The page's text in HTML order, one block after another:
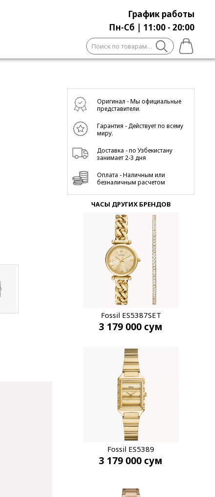
График работы
Пн-Сб | 11:00 - 20:00
Искать:
Оригинал - Мы официальные
представители.
Гарантия - Действует по всему
миру.
Доставка - по Узбекистану
занимает 2-3 дня
Оплата - Наличным или
безналичным расчетом
ЧАСЫ ДРУГИХ БРЕНДОВ
Fossil ES5387SET
3 179 000 сум
Fossil ES5389
3 179 000 сум